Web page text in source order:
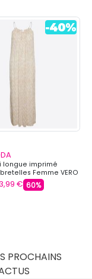
longue imprimé
Femme VERO
€ 60%
PROCHAINS